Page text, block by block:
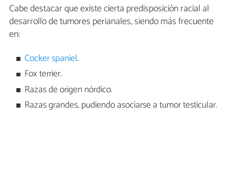
Cabe destacar que existe cierta predisposición racial al
desarrollo de tumores perianales, siendo más frecuente
en:
Cocker spaniel.
Fox terrier.
Razas de origen nórdico.
Razas grandes, pudiendo asociarse a tumor testicular.